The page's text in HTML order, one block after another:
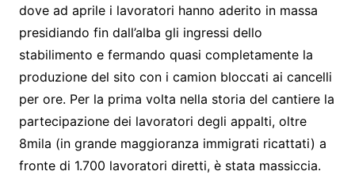
dove ad aprile i lavoratori hanno aderito in massa
presidiando fin dall’alba gli ingressi dello
stabilimento e fermando quasi completamente la
produzione del sito con i camion bloccati ai cancelli
per ore. Per la prima volta nella storia del cantiere la
partecipazione dei lavoratori degli appalti, oltre
8mila (in grande maggioranza immigrati ricattati) a
fronte di 1.700 lavoratori diretti, è stata massiccia.